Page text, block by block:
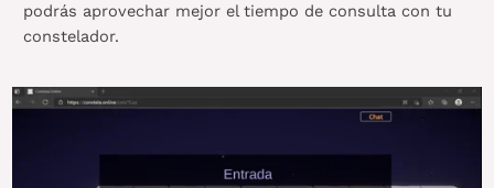
podrás aprovechar mejor el tiempo de consulta con tu
constelador.